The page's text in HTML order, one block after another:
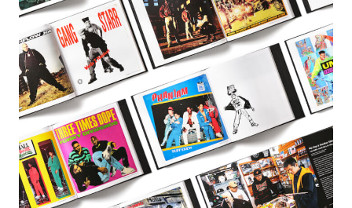
#LIFESTYLE #SNEAKER #OUTDOOR
#SPORTS #HANDSOME HANDBOOK